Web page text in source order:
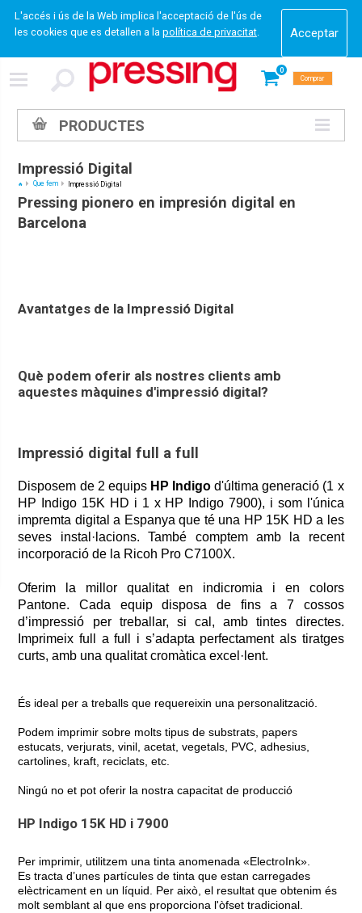
L'accés i ús de la Web implica l'acceptació de l'ús de
les cookies que es detallen a la política de privacitat.
0
Comprar
PRODUCTES
Impressió Digital
Que fem Impressió Digital
Pressing pionero en impresión digital en
Barcelona
Avantatges de la Impressió Digital
Què podem oferir als nostres clients amb
aquestes màquines d'impressió digital?
Impressió digital full a full
Disposem de 2 equips HP Indigo d'última generació (1 x
HP Indigo 15K HD i 1 x HP Indigo 7900), i som l'única
impremta digital a Espanya que té una HP 15K HD a les
seves instal·lacions. També comptem amb la recent
incorporació de la Ricoh Pro C7100X.
Oferim la millor qualitat en indicromia i en colors
Pantone. Cada equip disposa de fins a 7 cossos
d’impressió per treballar, si cal, amb tintes directes.
Imprimeix full a full i s’adapta perfectament als tiratges
curts, amb una qualitat cromàtica excel·lent.
És ideal per a treballs que requereixin una personalització.
Podem imprimir sobre molts tipus de substrats, papers
estucats, verjurats, vinil, acetat, vegetals, PVC, adhesius,
cartolines, kraft, reciclats, etc.
Ningú no et pot oferir la nostra capacitat de producció
HP Indigo 15K HD i 7900
Per imprimir, utilitzem una tinta anomenada «ElectroInk».
Es tracta d’unes partícules de tinta que estan carregades
elèctricament en un líquid. Per això, el resultat que obtenim és
molt semblant al que ens proporciona l'òfset tradicional.